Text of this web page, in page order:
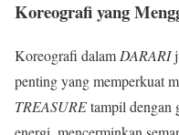
Koreografi yang
Koreografi dalamDARARI
penting yang memperkuat
TREASUREtampil dengan